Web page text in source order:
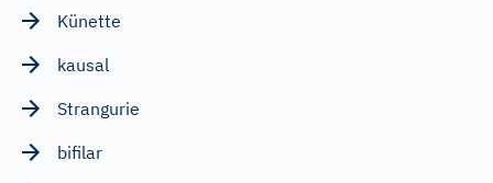
Künette
kausal
Strangurie
bifilar